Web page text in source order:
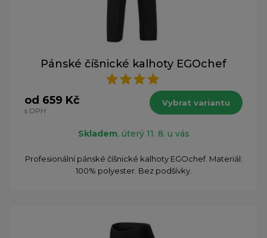
Pánské číšnické kalhoty EGOchef
od 659 Kč
s DPH
Vybrat variantu
Skladem, úterý 11. 8. u vás
Profesionální pánské číšnické kalhoty EGOchef. Materiál:
100% polyester. Bez podšívky.